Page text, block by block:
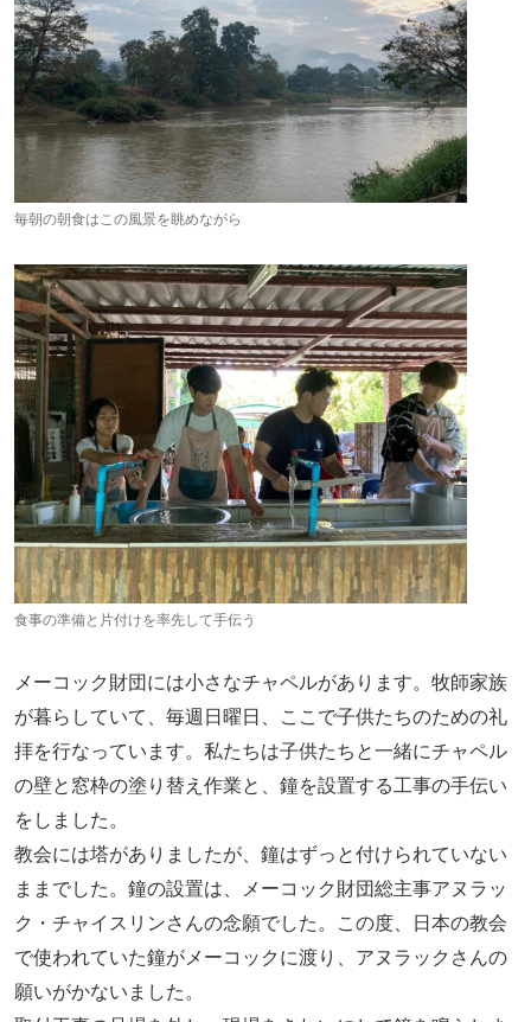
毎朝の朝食はこの風景を眺めながら
食事の準備と片付けを率先して手伝う
メーコック財団には小さなチャペルがあります。牧師家族
が暮らしていて、毎週日曜日、ここで子供たちのための礼
拝を行なっています。私たちは子供たちと一緒にチャペル
の壁と窓枠の塗り替え作業と、鐘を設置する工事の手伝い
をしました。
教会には塔がありましたが、鐘はずっと付けられていない
ままでした。鐘の設置は、メーコック財団総主事アヌラッ
ク・チャイスリンさんの念願でした。この度、日本の教会
で使われていた鐘がメーコックに渡り、アヌラックさんの
願いがかないました。